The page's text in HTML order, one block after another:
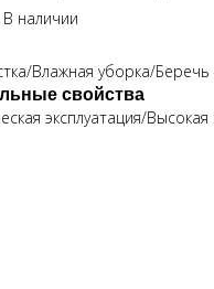
наличии
Влажная уборка/
свойства
эксплуатация/